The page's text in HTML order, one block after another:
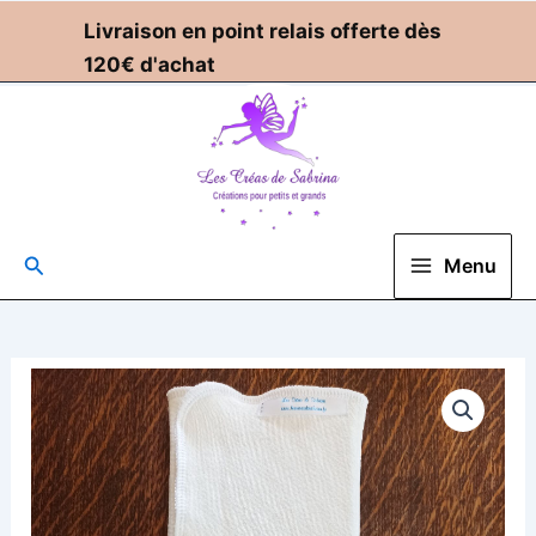
contenu
Livraison en point relais offerte dès
120€ d'achat
Rechercher Menu
Plage
de
12,00€
à
quantité
de
Préplié
en
Chanvre
et
coton